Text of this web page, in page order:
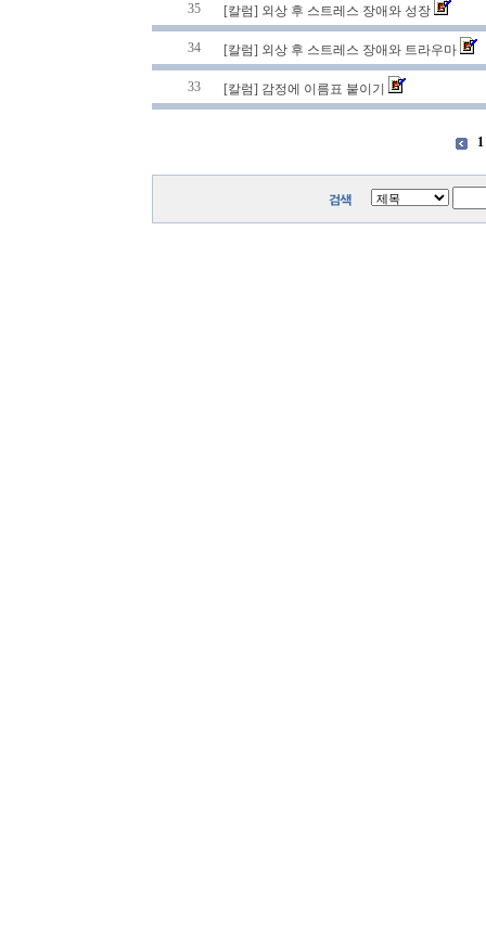
35 [칼럼] 외상 후 스트레스 장애와 성장
34 [칼럼] 외상 후 스트레스 장애와 트라우마
33 [칼럼] 감정에 이름표 붙이기
1